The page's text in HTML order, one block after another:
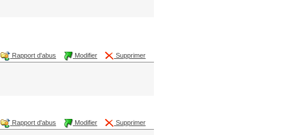
Rapport d'abus Modifier Supprimer
Rapport d'abus Modifier Supprimer